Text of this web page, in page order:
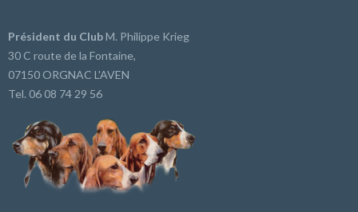
Président du ClubM. Philippe Krieg
30 C route de la Fontaine,
07150 ORGNAC L'AVEN
Tel. 06 08 74 29 56